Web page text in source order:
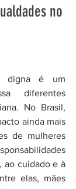
no
digna é um
diferentes
No Brasil,
ainda mais
de mulheres
ao cuidado e à
elas, mães